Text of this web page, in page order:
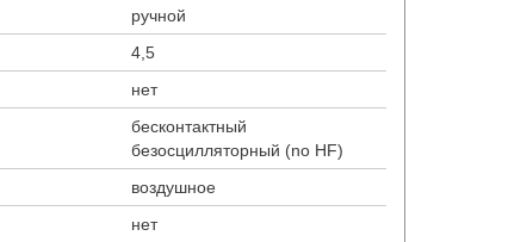
ручной
4,5
нет
бесконтактный
безосцилляторный (no HF)
воздушное
нет